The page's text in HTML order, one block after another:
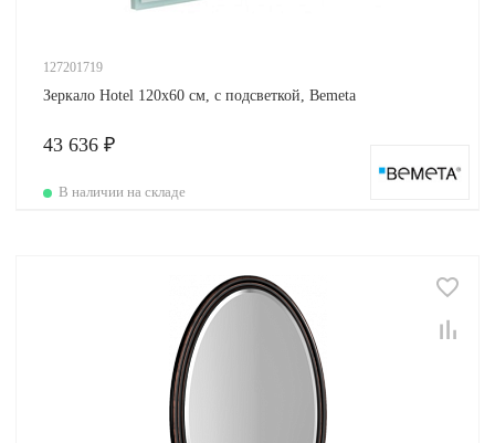
127201719
Зеркало Hotel 120х60 см, с подсветкой, Bemeta
43 636 ₽
В наличии на складе